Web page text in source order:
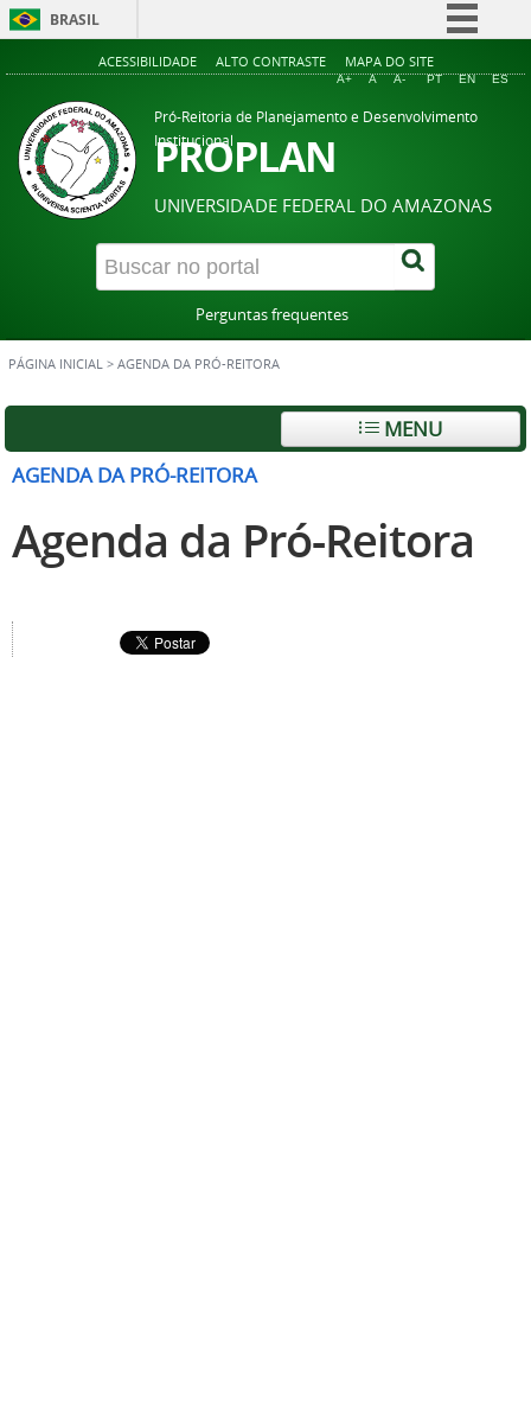
BRASIL
Simplifique!
Acesso à informação
Legislação
Canais
ACESSIBILIDADE ALTO CONTRASTE MAPA DO SITE
A+ A A- PT EN ES
Pró-Reitoria de Planejamento e Desenvolvimento
Institucional
PROPLAN
UNIVERSIDADE FEDERAL DO AMAZONAS
Perguntas frequentes
PÁGINA INICIAL > AGENDA DA PRÓ-REITORA
MENU
AGENDA DA PRÓ-REITORA
Agenda da Pró-Reitora